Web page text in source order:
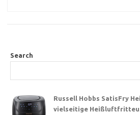
Search
Russell Hobbs SatisFry
vielseitige